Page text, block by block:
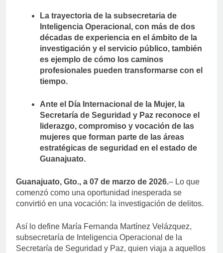
La trayectoria de la subsecretaria de
Inteligencia Operacional, con más de dos
décadas de experiencia en el ámbito de la
investigación y el servicio público, también
es ejemplo de cómo los caminos
profesionales pueden transformarse con el
tiempo.
Ante el Día Internacional de la Mujer, la
Secretaría de Seguridad y Paz reconoce el
liderazgo, compromiso y vocación de las
mujeres que forman parte de las áreas
estratégicas de seguridad en el estado de
Guanajuato.
Guanajuato, Gto., a 07 de marzo de 2026.– Lo que
comenzó como una oportunidad inesperada se
convirtió en una vocación: la investigación de delitos.
Así lo define María Fernanda Martínez Velázquez,
subsecretaría de Inteligencia Operacional de la
Secretaría de Seguridad y Paz, quien viaja a aquellos